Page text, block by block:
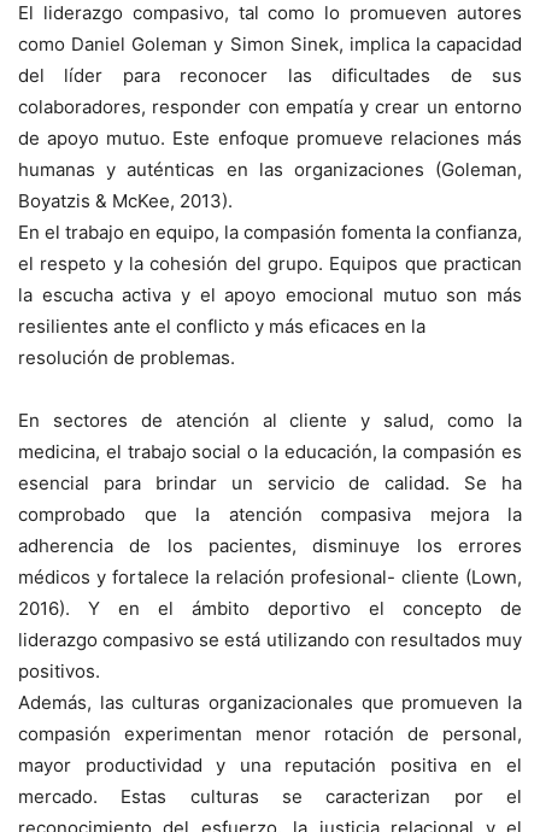
El liderazgo compasivo, tal como lo promueven autores
como Daniel Goleman y Simon Sinek, implica la capacidad
del líder para reconocer las dificultades de sus
colaboradores, responder con empatía y crear un entorno
de apoyo mutuo. Este enfoque promueve relaciones más
humanas y auténticas en las organizaciones (Goleman,
Boyatzis & McKee, 2013).
En el trabajo en equipo, la compasión fomenta la confianza,
el respeto y la cohesión del grupo. Equipos que practican
la escucha activa y el apoyo emocional mutuo son más
resilientes ante el conflicto y más eficaces en la
resolución de problemas.
En sectores de atención al cliente y salud, como la
medicina, el trabajo social o la educación, la compasión es
esencial para brindar un servicio de calidad. Se ha
comprobado que la atención compasiva mejora la
adherencia de los pacientes, disminuye los errores
médicos y fortalece la relación profesional- cliente (Lown,
2016). Y en el ámbito deportivo el concepto de
liderazgo compasivo se está utilizando con resultados muy
positivos.
Además, las culturas organizacionales que promueven la
compasión experimentan menor rotación de personal,
mayor productividad y una reputación positiva en el
mercado. Estas culturas se caracterizan por el